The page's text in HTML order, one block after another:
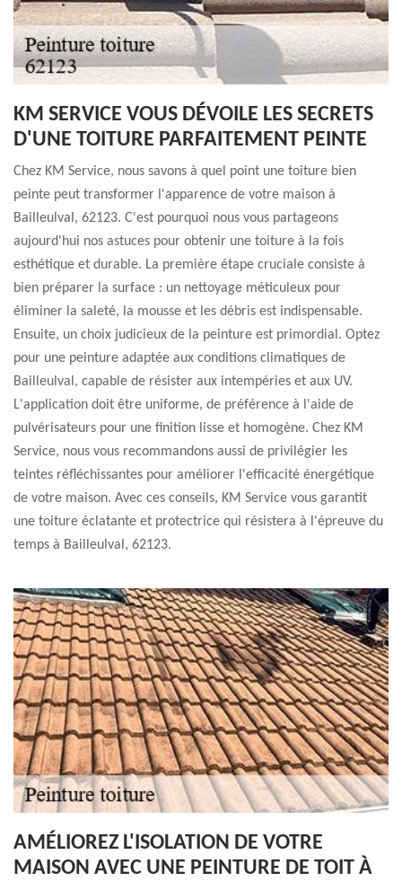
KM SERVICE VOUS DÉVOILE LES SECRETS
D'UNE TOITURE PARFAITEMENT PEINTE
Chez KM Service, nous savons à quel point une toiture bien
peinte peut transformer l'apparence de votre maison à
Bailleulval, 62123. C'est pourquoi nous vous partageons
aujourd'hui nos astuces pour obtenir une toiture à la fois
esthétique et durable. La première étape cruciale consiste à
bien préparer la surface : un nettoyage méticuleux pour
éliminer la saleté, la mousse et les débris est indispensable.
Ensuite, un choix judicieux de la peinture est primordial. Optez
pour une peinture adaptée aux conditions climatiques de
Bailleulval, capable de résister aux intempéries et aux UV.
L'application doit être uniforme, de préférence à l'aide de
pulvérisateurs pour une finition lisse et homogène. Chez KM
Service, nous vous recommandons aussi de privilégier les
teintes réfléchissantes pour améliorer l'efficacité énergétique
de votre maison. Avec ces conseils, KM Service vous garantit
une toiture éclatante et protectrice qui résistera à l'épreuve du
temps à Bailleulval, 62123.
AMÉLIOREZ L'ISOLATION DE VOTRE
MAISON AVEC UNE PEINTURE DE TOIT À